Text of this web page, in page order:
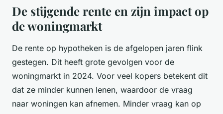
De stijgende rente en zijn impact op
de woningmarkt
De rente op hypotheken is de afgelopen jaren flink
gestegen. Dit heeft grote gevolgen voor de
woningmarkt in 2024. Voor veel kopers betekent dit
dat ze minder kunnen lenen, waardoor de vraag
naar woningen kan afnemen. Minder vraag kan op